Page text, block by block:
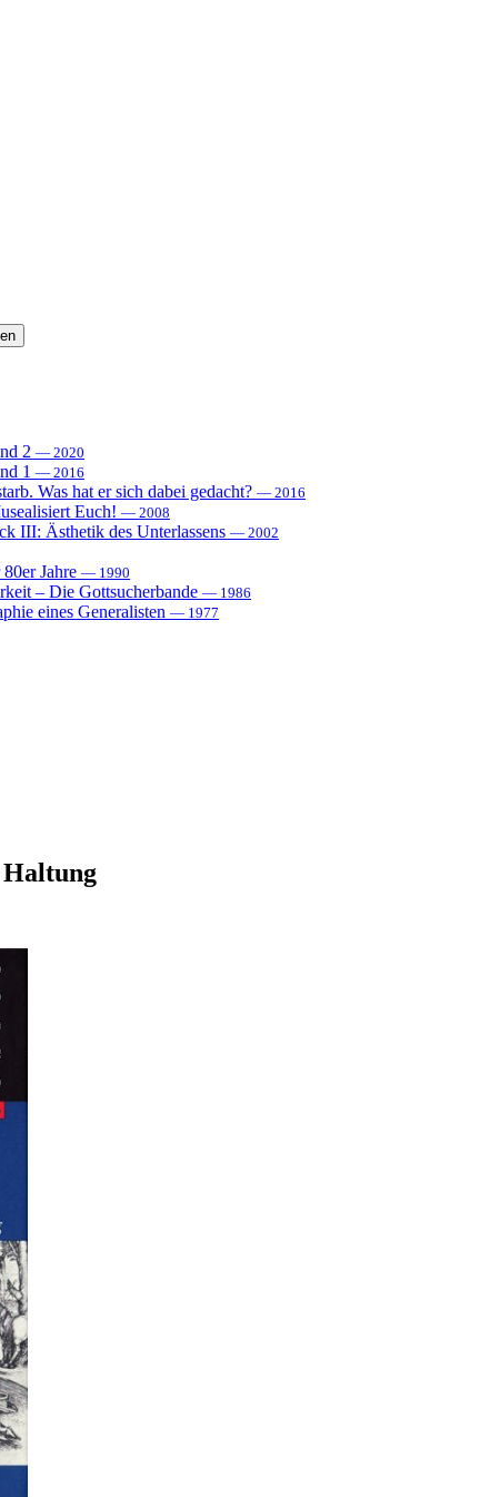
2 — 2020
1 — 2016
Was hat er sich dabei gedacht? — 2016
Euch! — 2008
III: Ästhetik des Unterlassens — 2002
Jahre — 1990
– Die Gottsucherbande — 1986
eines Generalisten — 1977